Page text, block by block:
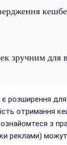
зручним для
розширення
отримання
з
реклами)